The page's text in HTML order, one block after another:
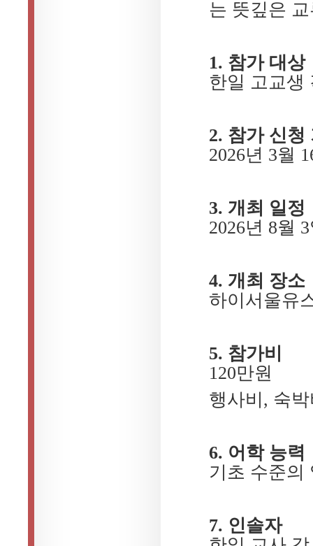
는 뜻깊은
1. 참가 대상
한일 고교생
2. 참가 신청
2026년 3월
3. 개최 일정
2026년 8월
4. 개최 장소
하이서울유
5. 참가비
120만원
행사비, 숙
6. 어학 능력
기초 수준의
7. 인솔자